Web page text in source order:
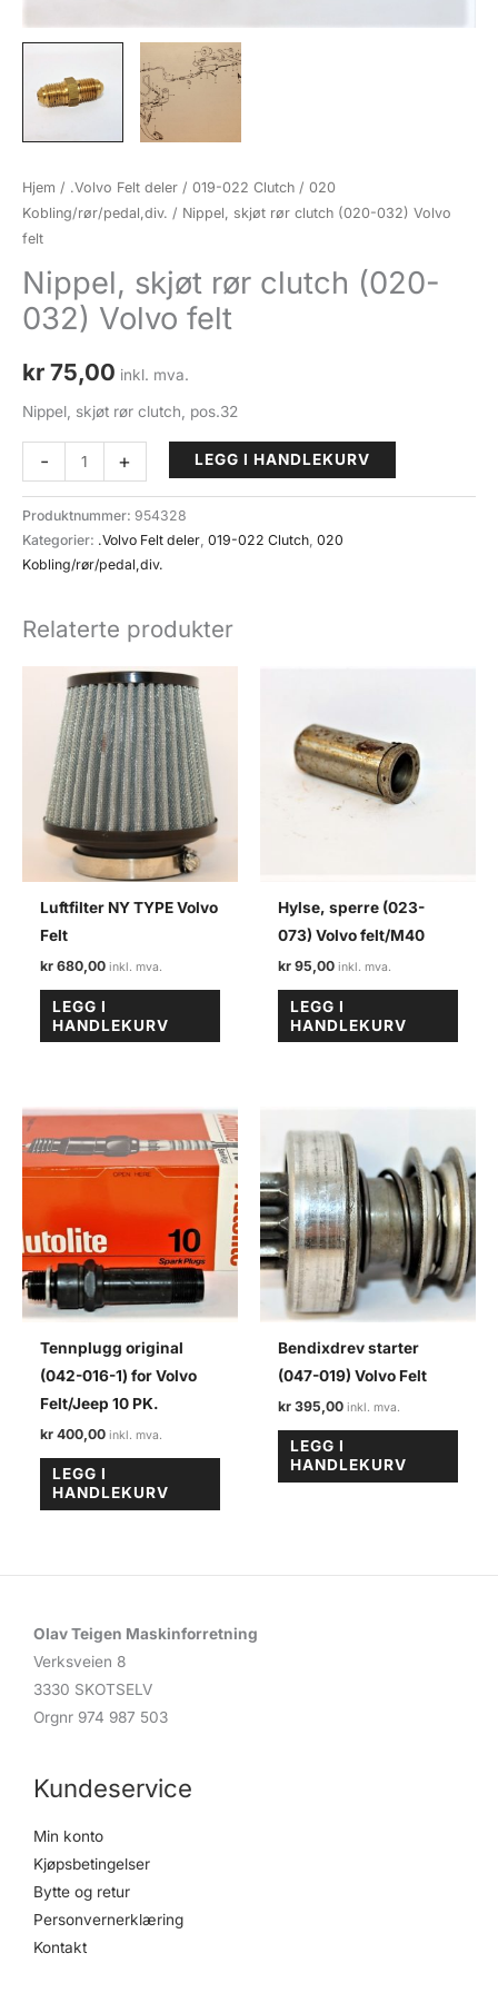
Hjem / .Volvo Felt deler / 019-022 Clutch / 020
Kobling/rør/pedal,div. / Nippel, skjøt rør clutch (020-032) Volvo
felt
Nippel, skjøt rør clutch (020-
032) Volvo felt
kr 75,00 inkl. mva.
Nippel, skjøt rør clutch, pos.32
-
skjøt
rør
clutch
(020-
Volvo
+ LEGG I HANDLEKURV
Produktnummer: 954328
Kategorier: .Volvo Felt deler, 019-022 Clutch, 020
Kobling/rør/pedal,div.
Relaterte produkter
Luftfilter NY TYPE Volvo
Felt
kr 680,00
LEGG I
HANDLEKURV
Hylse, sperre (023-
073) Volvo felt/M40
kr 95,00
LEGG I
HANDLEKURV
Tennplugg original
(042-016-1) for Volvo
Felt/Jeep 10 PK.
kr 400,00
LEGG I
HANDLEKURV
Bendixdrev starter
(047-019) Volvo Felt
kr 395,00
LEGG I
HANDLEKURV
Olav Teigen Maskinforretning
Verksveien 8
3330 SKOTSELV
Orgnr 974 987 503
Kundeservice
Min konto
Kjøpsbetingelser
Bytte og retur
Personvernerklæring
Kontakt